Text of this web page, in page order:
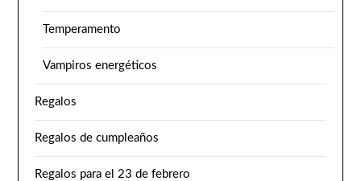
Temperamento
Vampiros energéticos
Regalos
Regalos de cumpleaños
Regalos para el 23 de febrero